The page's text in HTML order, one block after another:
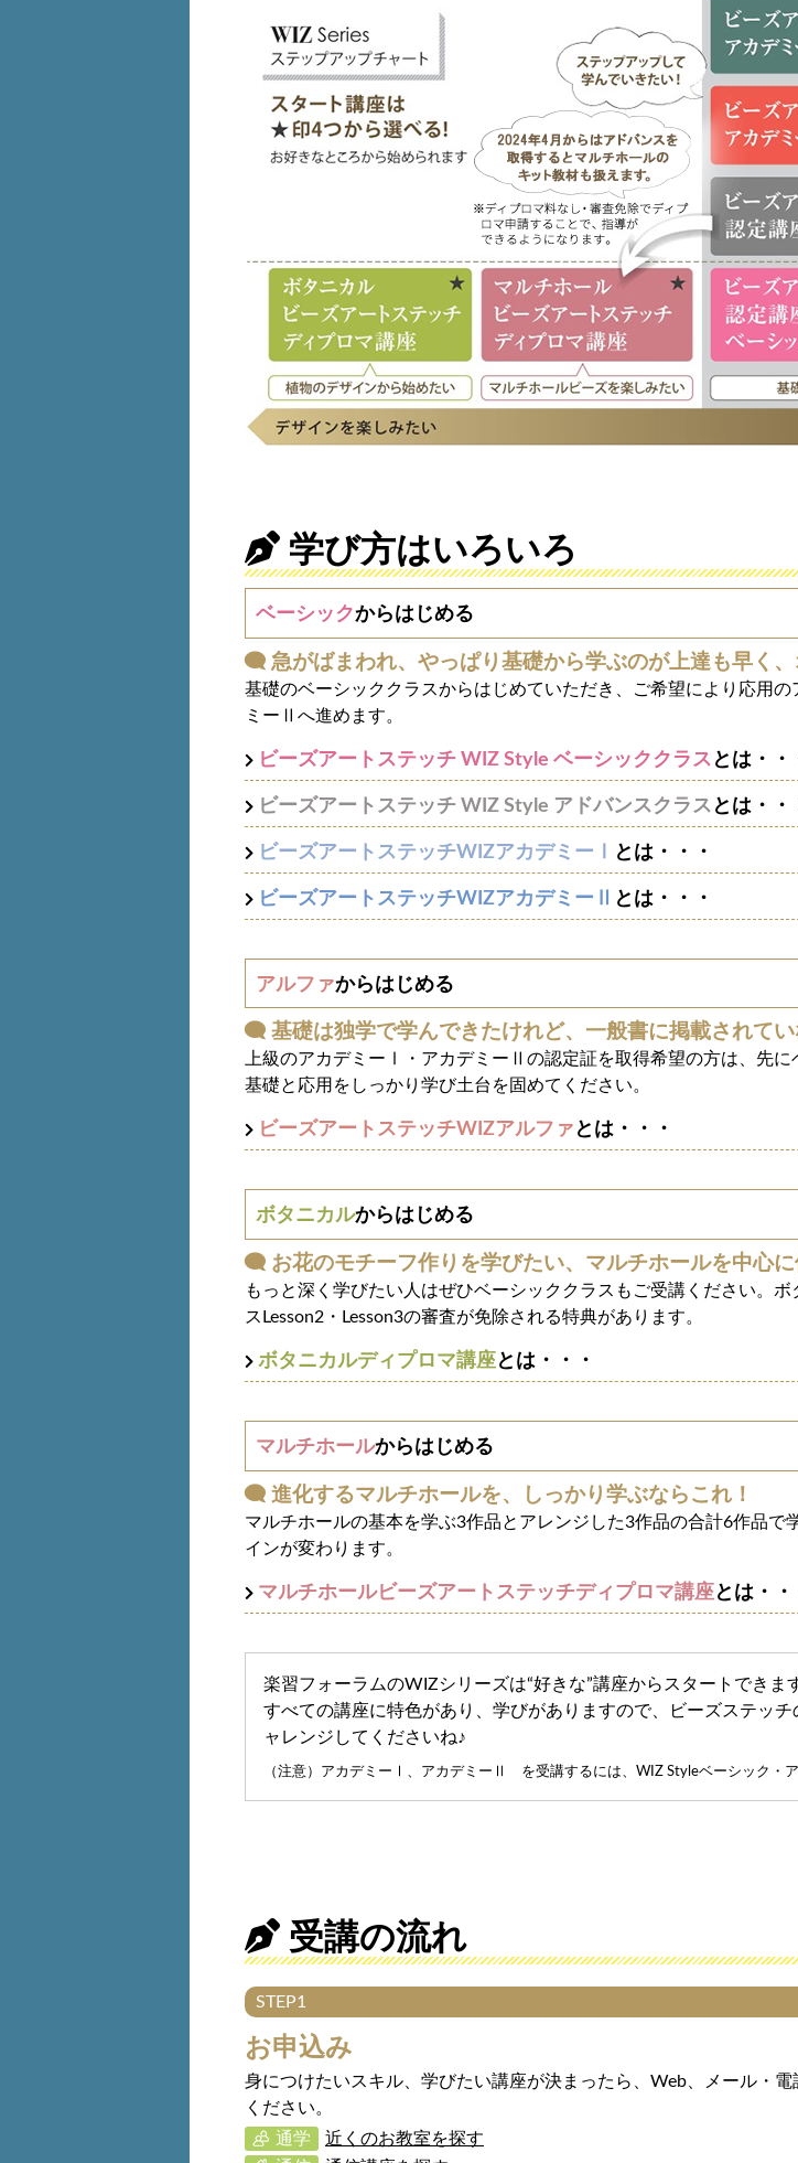
学び方はいろいろ
ベーシックからはじめる
急がばまわれ、やっぱり基礎から学ぶのが上達も早く
基礎のベーシッククラスからはじめていただき、ご希望により応用
ミーⅡへ進めます。
ビーズアートステッチ WIZ Style ベーシッククラス とは・・
ビーズアートステッチ WIZ Style アドバンスクラス とは・・
ビーズアートステッチWIZアカデミーⅠ とは・・・
ビーズアートステッチWIZアカデミーⅡ とは・・・
アルファからはじめる
基礎は独学で学んできたけれど、一般書に掲載されて
上級のアカデミーⅠ・アカデミーⅡの認定証を取得希望の方は、先に
基礎と応用をしっかり学び土台を固めてください。
ビーズアートステッチWIZアルファ とは・・・
ボタニカルからはじめる
お花のモチーフ作りを学びたい、マルチホールを中心
もっと深く学びたい人はぜひベーシッククラスもご受講ください。
スLesson2・Lesson3の審査が免除される特典があります。
ボタニカルディプロマ講座 とは・・・
マルチホールからはじめる
進化するマルチホールを、しっかり学ぶならこれ！
マルチホールの基本を学ぶ3作品とアレンジした3作品の合計6作品
インが変わります。
マルチホールビーズアートステッチディプロマ講座 とは・・
楽習フォーラムのWIZシリーズは“好きな”講座からスタートできま
すべての講座に特色があり、学びがありますので、ビーズステッ
ャレンジしてくださいね♪
（注意）アカデミーⅠ、アカデミーⅡ を受講するには、WIZ Styleベーシック・ア
受講の流れ
STEP1
お申込み
身につけたいスキル、学びたい講座が決まったら、Web、メール・
ください。
通学
近くのお教室を探す